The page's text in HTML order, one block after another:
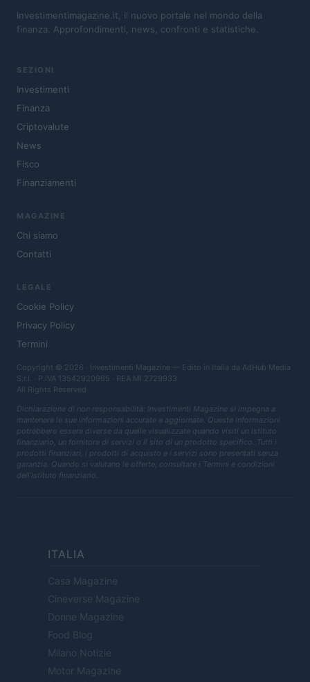
Investimentimagazine.it, il nuovo portale nel mondo della
finanza. Approfondimenti, news, confronti e statistiche.
SEZIONI
Investimenti
Finanza
Criptovalute
News
Fisco
Finanziamenti
MAGAZINE
Chi siamo
Contatti
LEGALE
Cookie Policy
Privacy Policy
Termini
Copyright © 2026 · Investimenti Magazine — Edito in Italia da AdHub Media
S.r.l. · P.IVA 13542920965 · REA MI 2729933
All Rights Reserved
Dichiarazione di non responsabilità: Investimenti Magazine si impegna a
mantenere le sue informazioni accurate e aggiornate. Queste informazioni
potrebbero essere diverse da quelle visualizzate quando visiti un istituto
finanziario, un fornitore di servizi o il sito di un prodotto specifico. Tutti i
prodotti finanziari, i prodotti di acquisto e i servizi sono presentati senza
garanzia. Quando si valutano le offerte, consultare i Termini e condizioni
dell'istituto finanziario.
ITALIA
Casa Magazine
Cineverse Magazine
Donne Magazine
Food Blog
Milano Notizie
Motor Magazine